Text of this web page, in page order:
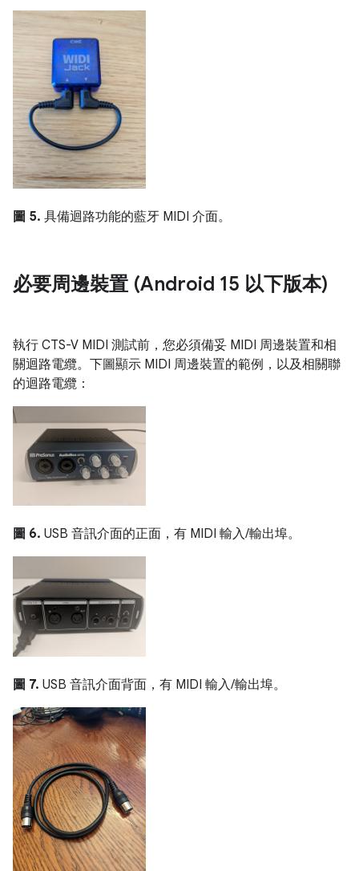
圖 5. 具備迴路功能的藍牙 MIDI 介面。
必要周邊裝置 (Android 15 以下版本)
執行 CTS-V MIDI 測試前，您必須備妥 MIDI 周邊裝置和相
關迴路電纜。下圖顯示 MIDI 周邊裝置的範例，以及相關聯
的迴路電纜：
圖 6. USB 音訊介面的正面，有 MIDI 輸入/輸出埠。
圖 7. USB 音訊介面背面，有 MIDI 輸入/輸出埠。